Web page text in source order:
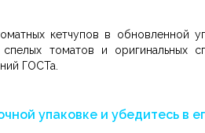
кетчупов в обновленной
томатов и оригинальных
ГОСТа.
упаковке и убедитесь в